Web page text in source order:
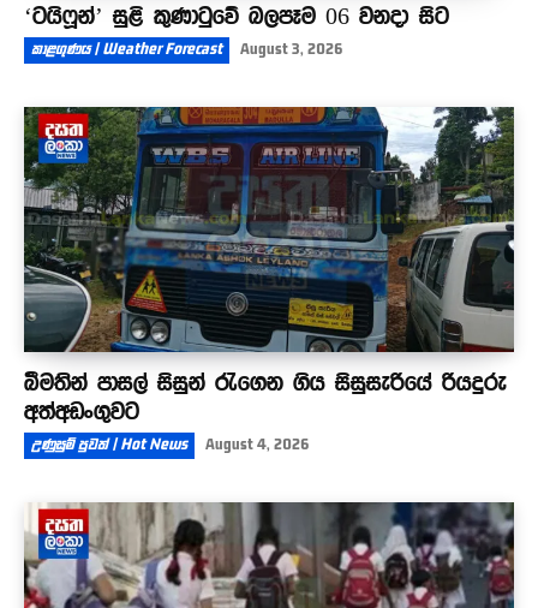
‘ටයිෆූන්’ සුළි කුණාටුවේ බලපෑම 06 වනදා සිට
කාළගුණය | Weather Forecast August 3, 2026
බීමතින් පාසල් සිසුන් රැගෙන ගිය සිසුසැරියේ රියදුරු
අත්අඩංගුවට
උණුසුම් පුවත් | Hot News August 4, 2026